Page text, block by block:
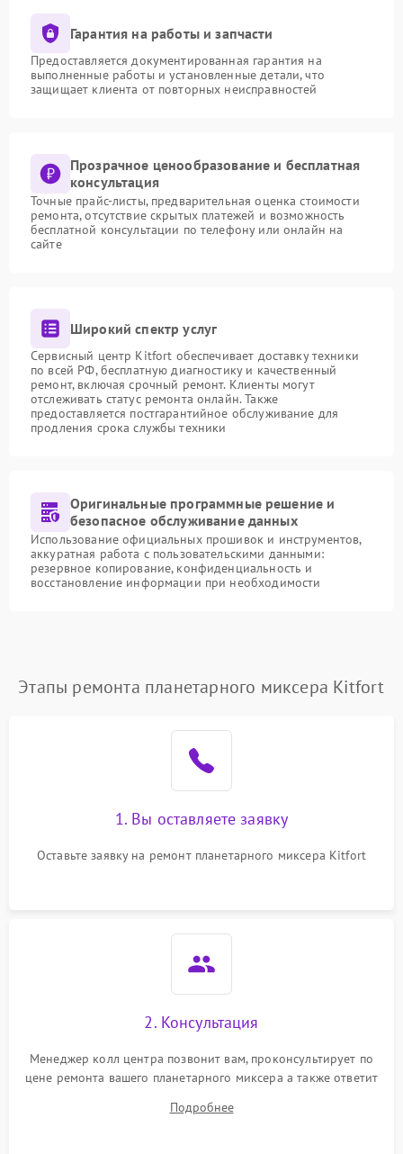
Гарантия на работы и запчасти
Предоставляется документированная гарантия на
выполненные работы и установленные детали, что
защищает клиента от повторных неисправностей
Прозрачное ценообразование и бесплатная
консультация
Точные прайс-листы, предварительная оценка стоимости
ремонта, отсутствие скрытых платежей и возможность
бесплатной консультации по телефону или онлайн на
сайте
Широкий спектр услуг
Сервисный центр Kitfort обеспечивает доставку техники
по всей РФ, бесплатную диагностику и качественный
ремонт, включая срочный ремонт. Клиенты могут
отслеживать статус ремонта онлайн. Также
предоставляется постгарантийное обслуживание для
продления срока службы техники
Оригинальные программные решение и
безопасное обслуживание данных
Использование официальных прошивок и инструментов,
аккуратная работа с пользовательскими данными:
резервное копирование, конфиденциальность и
восстановление информации при необходимости
Этапы ремонта планетарного миксера Kitfort
1. Вы оставляете заявку
Оставьте заявку на ремонт планетарного миксера Kitfort
2. Консультация
Менеджер колл центра позвонит вам, проконсультирует по
цене ремонта вашего планетарного миксера а также ответит
Подробнее